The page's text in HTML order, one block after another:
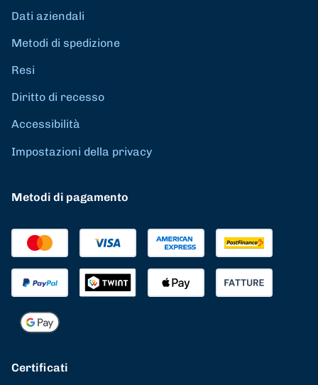
Dati aziendali
Metodi di spedizione
Resi
Diritto di recesso
Accessibilità
Impostazioni della privacy
Metodi di pagamento
Certificati